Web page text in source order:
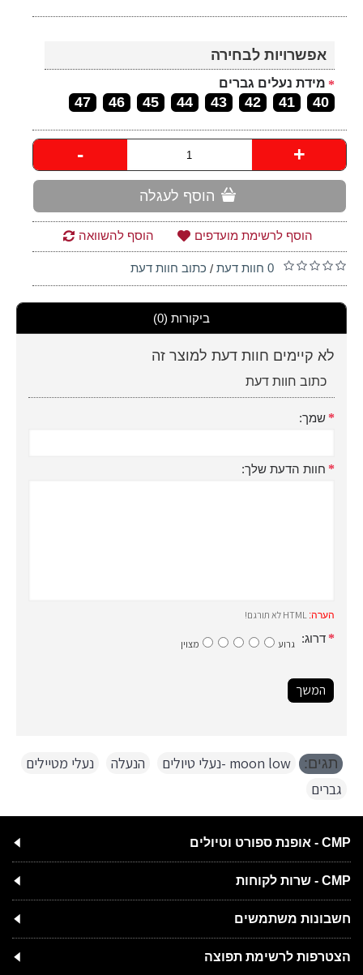
אפשרויות לבחירה
מידת נעלים גברים
40
41
42
43
44
45
46
47
- +
הוסף לעגלה
הוסף לרשימת מועדפים הוסף להשוואה
0 חוות דעת / כתוב חוות דעת
ביקורות (0)
לא קיימים חוות דעת למוצר זה
כתוב חוות דעת
שמך:
חוות הדעת שלך:
הערה:
דרוג: גרוע מצוין
המשך
תגים: moon low -נעלי טיולים הנעלה נעלי מטיילים
גברים
CMP - אופנת ספורט וטיולים
CMP - שרות לקוחות
חשבונות משתמשים
הצטרפות לרשימת תפוצה